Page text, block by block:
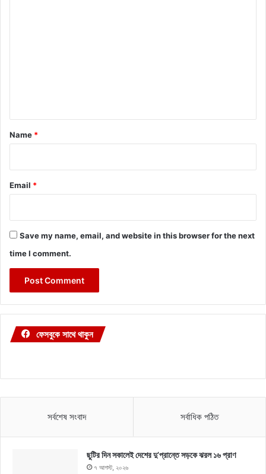
*
Name *
Email *
Save my name, email, and website in this browser for the next
time I comment.
ফেসবুকে সাথে থাকুন
সর্বশেষ সংবাদ সর্বাধিক পঠিত
ছুটির দিন সকালেই দেশের দু’প্রান্তে সড়কে ঝরল ১৬ প্রাণ
৭ আগস্ট, ২০২৬